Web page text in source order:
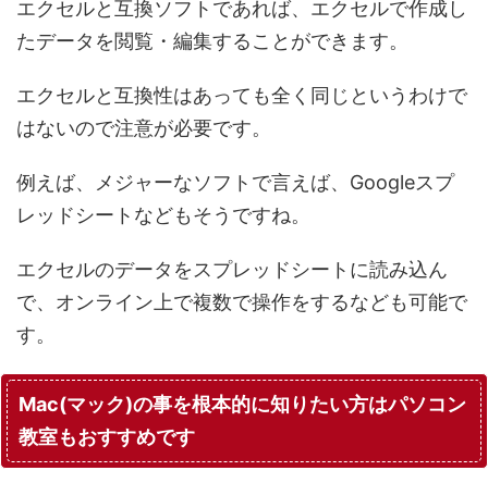
エクセルと互換ソフトであれば、エクセルで作成し
たデータを閲覧・編集することができます。
エクセルと互換性はあっても全く同じというわけで
はないので注意が必要です。
例えば、メジャーなソフトで言えば、Googleスプ
レッドシートなどもそうですね。
エクセルのデータをスプレッドシートに読み込ん
で、オンライン上で複数で操作をするなども可能で
す。
Mac(マック)の事を根本的に知りたい方はパソコン
教室もおすすめです